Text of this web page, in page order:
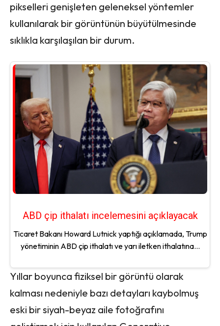
pikselleri genişleten geleneksel yöntemler
kullanılarak bir görüntünün büyütülmesinde
sıklıkla karşılaşılan bir durum.
ABD çip ithalatı incelemesini açıklayacak
Ticaret Bakanı Howard Lutnick yaptığı açıklamada, Trump
yönetiminin ABD çip ithalatı ve yarı iletken ithalatına...
Yıllar boyunca fiziksel bir görüntü olarak
kalması nedeniyle bazı detayları kaybolmuş
eski bir siyah-beyaz aile fotoğrafını